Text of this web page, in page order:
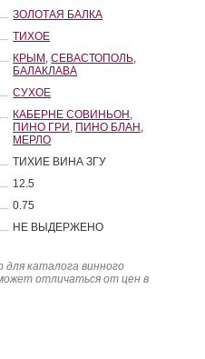
ЗОЛОТАЯ БАЛКА
ТИХОЕ
КРЫМ ,СЕВАСТОПОЛЬ
БАЛАКЛАВА
СУХОЕ
КАБЕРНЕ СОВИНЬОН
ПИНО ГРИ ПИНО БЛАН
МЕРЛО
ТИХИЕ ВИНА ЗГУ
12.5
0.75
НЕ ВЫДЕРЖЕНО
каталога винного
отличаться от цен в